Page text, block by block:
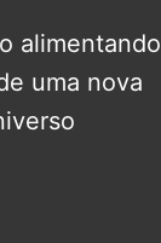
alimentando
uma nova